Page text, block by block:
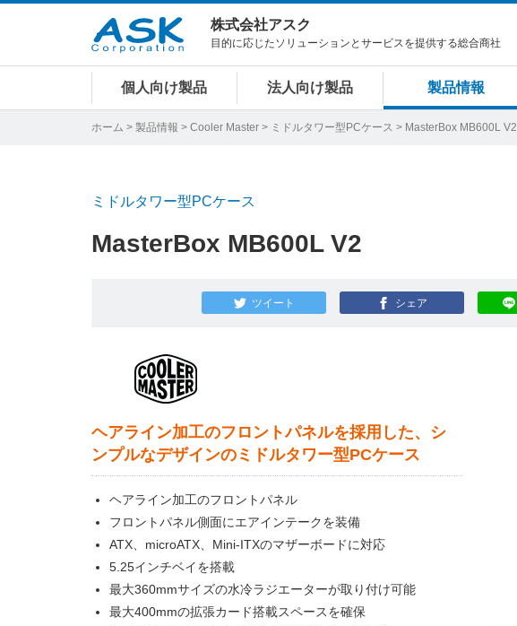
株式会社アスク
目的に応じたソリューションとサービスを提供する総合商社
個人向け製品 法人向け製品 製品情報
ホーム > 製品情報 > Cooler Master > ミドルタワー型PCケース > MasterBox MB600L V2
ミドルタワー型PCケース
MasterBox MB600L V2
ツイート シェア
ヘアライン加工のフロントパネルを採用した、シ
ンプルなデザインのミドルタワー型PCケース
ヘアライン加工のフロントパネル
フロントパネル側面にエアインテークを装備
ATX、microATX、Mini-ITXのマザーボードに対応
5.25インチベイを搭載
最大360mmサイズの水冷ラジエーターが取り付け可能
最大400mmの拡張カード搭載スペースを確保